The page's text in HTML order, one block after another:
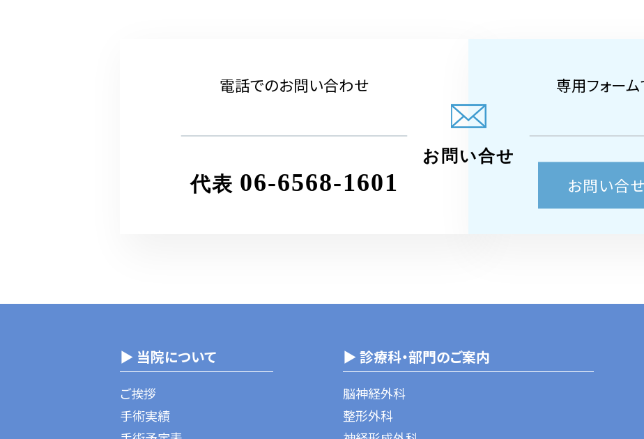
電話でのお問い合わせ
代表 06-6568-1601
専用フォー
お問い合
お問い合せ
▶ 当院について
ご挨拶
手術実績
▶ 診療科・部門のご案内
脳神経外科
整形外科